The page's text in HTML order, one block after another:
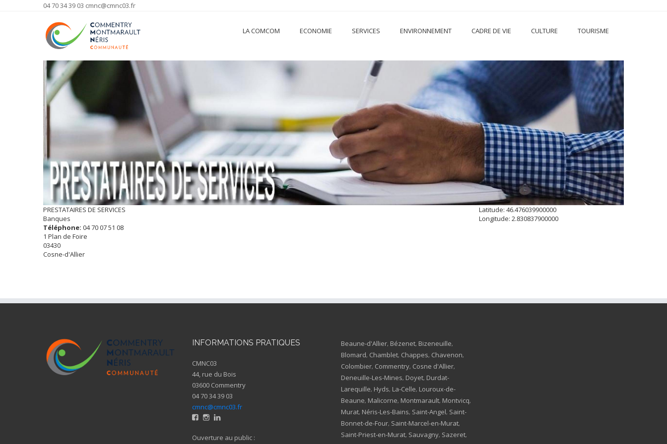
04 70 34 39 03 cmnc@cmnc03.fr
LA COMCOM ECONOMIE SERVICES ENVIRONNEMENT CADRE DE VIE CULTURE TOURISME
PRESTATAIRES DE SERVICES
Banques
Téléphone: 04 70 07 51 08
1 Plan de Foire
03430
Cosne-d'Allier
Latitude: 46.476039900000
Longitude: 2.830837900000
INFORMATIONS PRATIQUES
CMNC03
44, rue du Bois
03600 Commentry
04 70 34 39 03
cmnc@cmnc03.fr
Ouverture au public :
Beaune-d'Allier, Bézenet, Bizeneuille,
Blomard, Chamblet, Chappes, Chavenon,
Colombier, Commentry, Cosne d'Allier,
Deneuille-Les-Mines, Doyet, Durdat-
Larequille, Hyds, La-Celle, Louroux-de-
Beaune, Malicorne, Montmarault, Montvicq,
Murat, Néris-Les-Bains, Saint-Angel, Saint-
Bonnet-de-Four, Saint-Marcel-en-Murat,
Saint-Priest-en-Murat, Sauvagny, Sazeret,